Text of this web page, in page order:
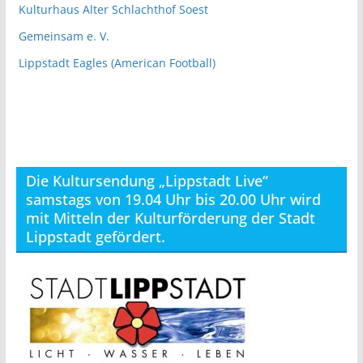
Kulturhaus Alter Schlachthof Soest
Gemeinsam e. V.
Lippstadt Eagles (American Football)
Die Kultursendung „Lippstadt Live“
samstags von 19.04 Uhr bis 20.00 Uhr wird
mit Mitteln der Kulturförderung der Stadt
Lippstadt gefördert.